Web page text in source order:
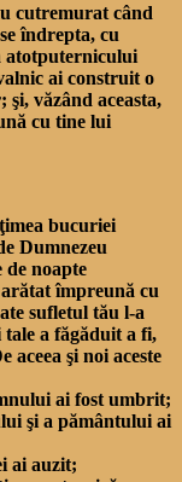
cutremurat când
îndrepta, cu
atotputernicului
ai construit o
văzând aceasta,
cu tine lui
bucuriei
Dumnezeu
noapte
împreună cu
sufletul tău l-a
tale a făgăduit a fi,
aceea şi noi aceste
ai fost umbrit;
şi a pământului ai
ai auzit;